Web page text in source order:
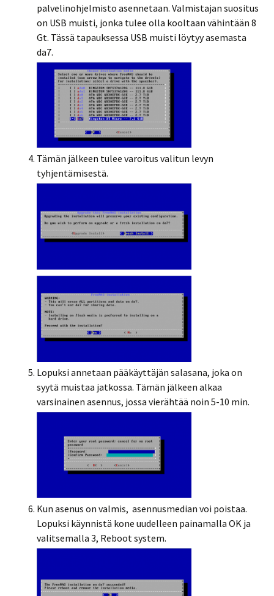
palvelinohjelmisto asennetaan. Valmistajan suositus
on USB muisti, jonka tulee olla kooltaan vähintään 8
Gt. Tässä tapauksessa USB muisti löytyy asemasta
da7.
Tämän jälkeen tulee varoitus valitun levyn
tyhjentämisestä.
Lopuksi annetaan pääkäyttäjän salasana, joka on
syytä muistaa jatkossa. Tämän jälkeen alkaa
varsinainen asennus, jossa vierähtää noin 5-10 min.
Kun asenus on valmis, asennusmedian voi poistaa.
Lopuksi käynnistä kone uudelleen painamalla OK ja
valitsemalla 3, Reboot system.